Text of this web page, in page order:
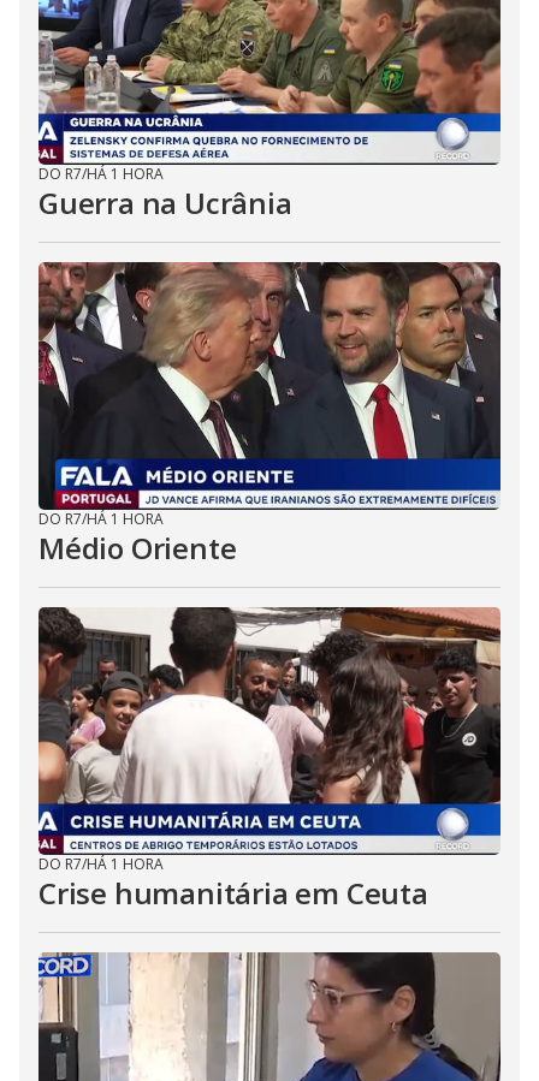
DO R7/HÁ 1 HORA
Guerra na Ucrânia
DO R7/HÁ 1 HORA
Médio Oriente
DO R7/HÁ 1 HORA
Crise humanitária em Ceuta